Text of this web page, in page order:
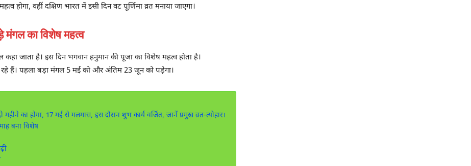
होगा, वहीं दक्षिण भारत में इसी दिन वट पूर्णिमा व्रत मनाया जाएगा।
का विशेष महत्व
जाता है। इस दिन भगवान हनुमान की पूजा का विशेष महत्व होता है।
पहला बड़ा मंगल 5 मई को और अंतिम 23 जून को पड़ेगा।
का होगा, 17 मई से मलमास, इस दौरान शुभ कार्य वर्जित, जानें प्रमुख व्रत-त्योहार।
बना विशेष